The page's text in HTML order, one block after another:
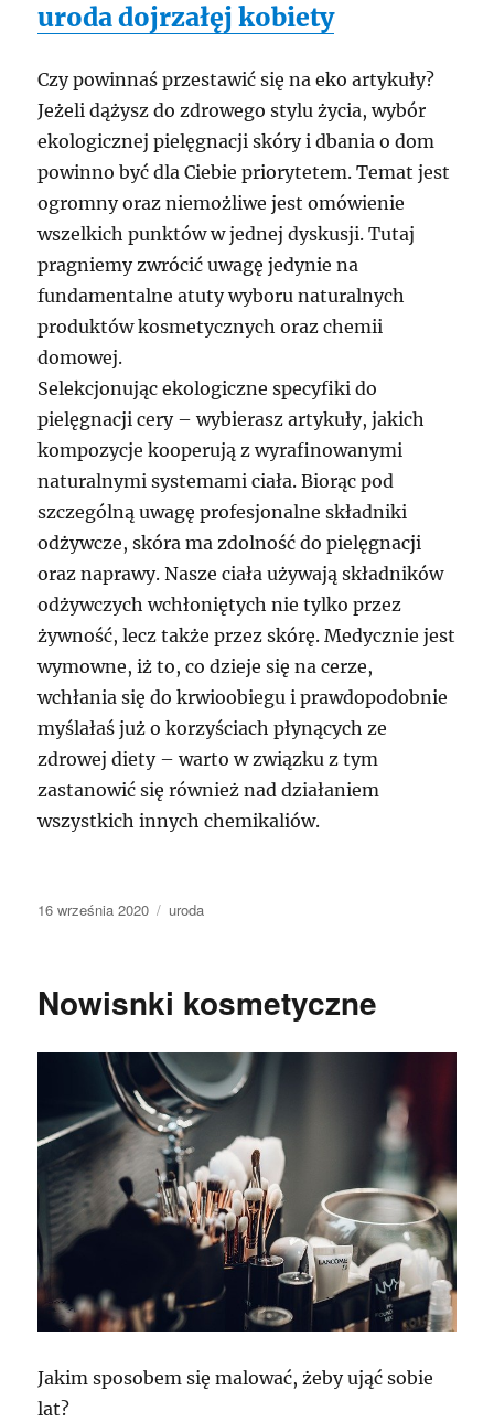
uroda dojrzałęj kobiety
Czy powinnaś przestawić się na eko artykuły?
Jeżeli dążysz do zdrowego stylu życia, wybór
ekologicznej pielęgnacji skóry i dbania o dom
powinno być dla Ciebie priorytetem. Temat jest
ogromny oraz niemożliwe jest omówienie
wszelkich punktów w jednej dyskusji. Tutaj
pragniemy zwrócić uwagę jedynie na
fundamentalne atuty wyboru naturalnych
produktów kosmetycznych oraz chemii
domowej.
Selekcjonując ekologiczne specyfiki do
pielęgnacji cery – wybierasz artykuły, jakich
kompozycje kooperują z wyrafinowanymi
naturalnymi systemami ciała. Biorąc pod
szczególną uwagę profesjonalne składniki
odżywcze, skóra ma zdolność do pielęgnacji
oraz naprawy. Nasze ciała używają składników
odżywczych wchłoniętych nie tylko przez
żywność, lecz także przez skórę. Medycznie jest
wymowne, iż to, co dzieje się na cerze,
wchłania się do krwioobiegu i prawdopodobnie
myślałaś już o korzyściach płynących ze
zdrowej diety – warto w związku z tym
zastanowić się również nad działaniem
wszystkich innych chemikaliów.
Data
16 września 2020 Kategorie
uroda
Nowisnki kosmetyczne
Jakim sposobem się malować, żeby ująć sobie
lat?